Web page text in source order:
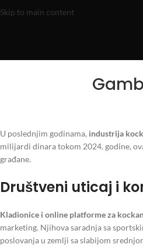
Skip to main content
U poslednjim godinama, industrija
milijardi dinara tokom 2024. godine,
građane.
Društveni uticaj i
Kladionice i online platforme za
marketing. Njihova saradnja sa
poslovanja u zemlji sa slabijom